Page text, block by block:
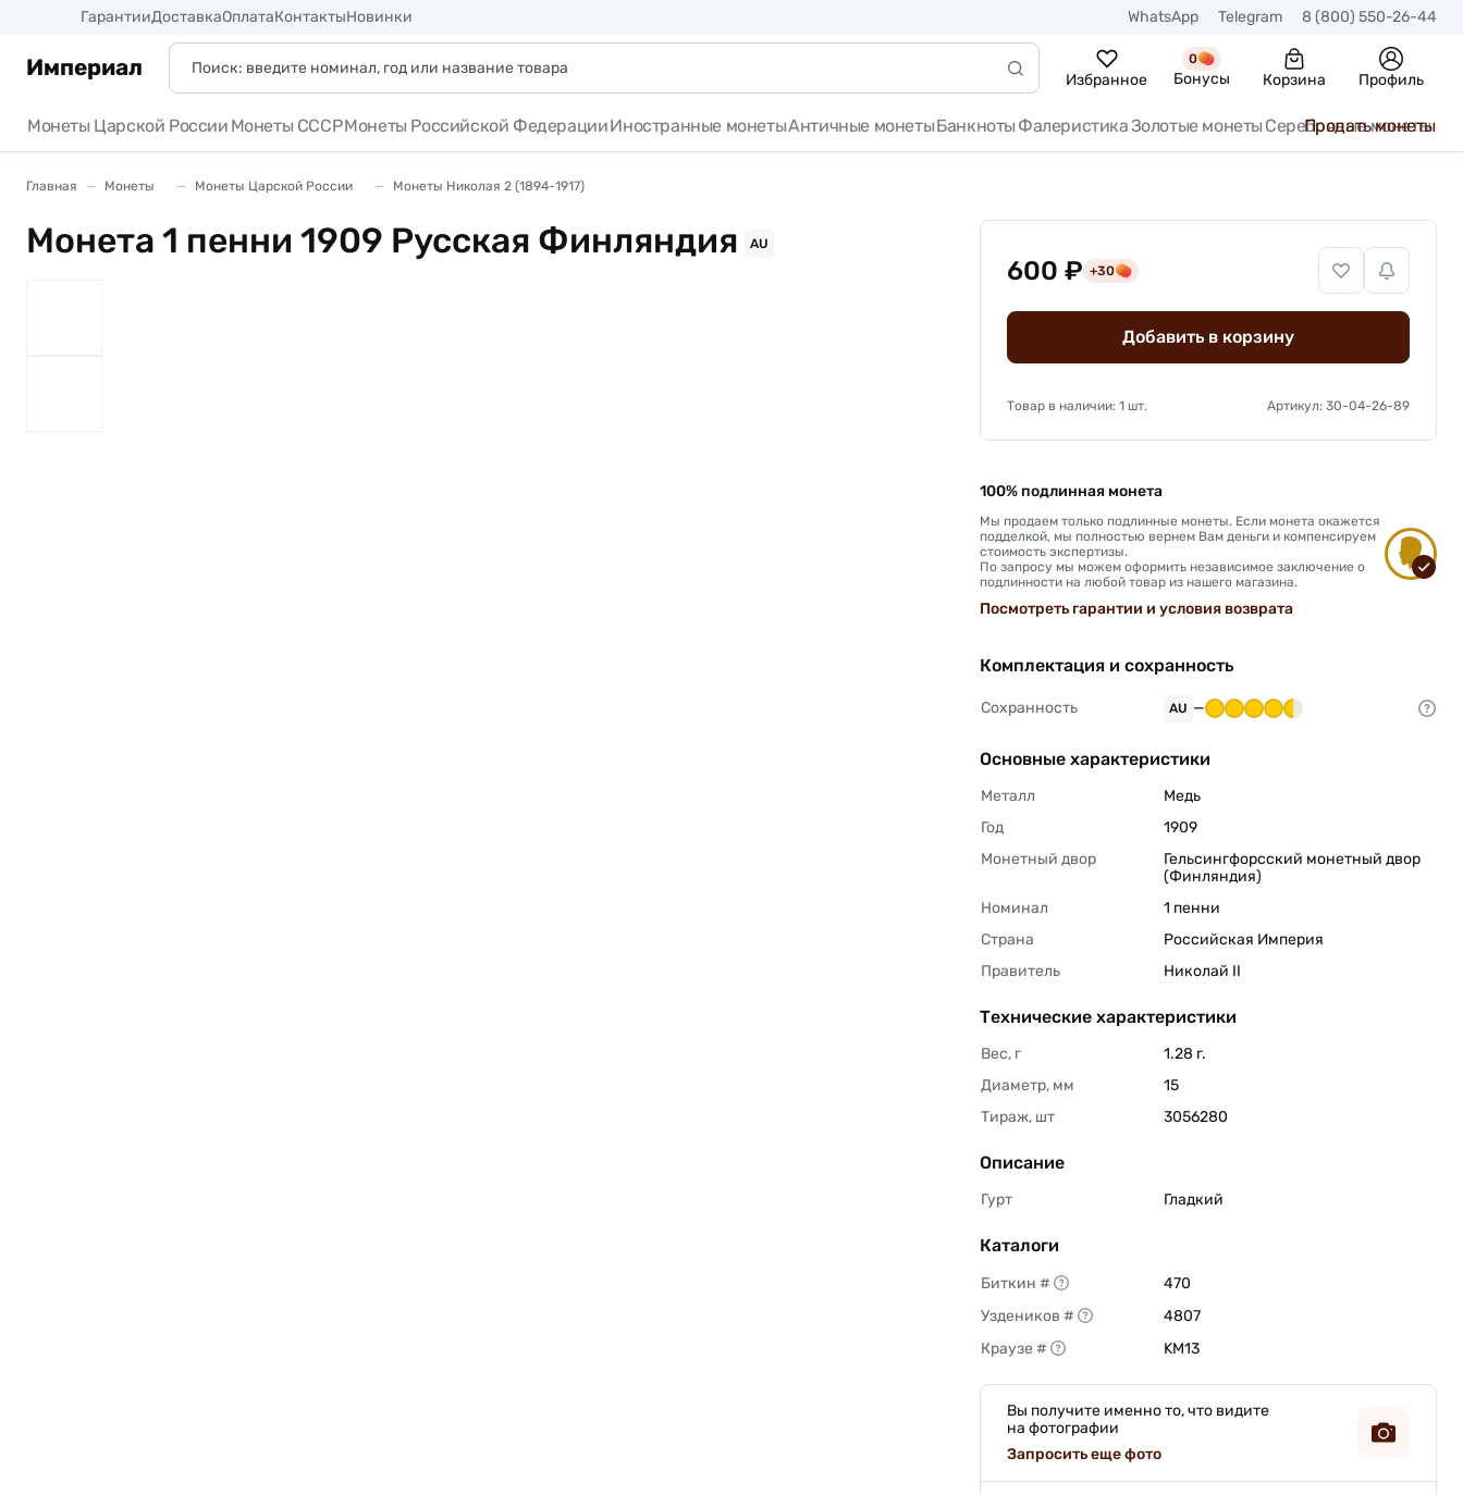
ГарантииДоставкаОплатаКонтактыНовинки WhatsApp Telegram 8 (800) 550-26-44
Империал Избранное
0
Бонусы Корзина Профиль
Монеты Царской России Монеты СССРМонеты Российской ФедерацииИностранные монетыАнтичные монетыБанкноты ФалеристикаЗолотые монеты Серебряные монеты
Продать монеты
Главная Монеты Монеты Царской России Монеты Николая 2 (1894-1917)
Монета 1 пенни 1909 Русская Финляндия AU
600 ₽ +30
Добавить в корзину
Товар в наличии: 1 шт. Артикул: 30-04-26-89
100% подлинная монета
Мы продаем только подлинные монеты. Если монета окажется
подделкой, мы полностью вернем Вам деньги и компенсируем
стоимость экспертизы.
По запросу мы можем оформить независимое заключение о
подлинности на любой товар из нашего магазина.
Посмотреть гарантии и условия возврата
Комплектация и сохранность
Сохранность AU —
Основные характеристики
Металл
Медь
Год
1909
Монетный двор
Гельсингфорсский монетный двор
(Финляндия)
Номинал
1 пенни
Страна
Российская Империя
Правитель
Николай II
Технические характеристики
Вес, г
1.28 г.
Диаметр, мм
15
Тираж, шт
3056280
Описание
Гурт Гладкий
Каталоги
Биткин #
470
Уздеников #
4807
Краузе #
KM13
Вы получите именно то, что видите
на фотографии
Запросить еще фото